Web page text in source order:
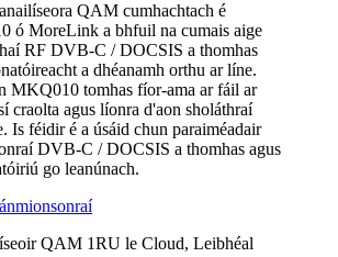
QAM cumhachtach é
ó MoreLink a bhfuil na cumais aige
RF DVB-C / DOCSIS a thomhas
a dhéanamh orthu ar líne.
MKQ010 tomhas fíor-ama ar fáil ar
craolta agus líonra d'aon sholáthraí
Is féidir é a úsáid chun paraiméadair
DVB-C / DOCSIS a thomhas agus
go leanúnach.
mionsonraí